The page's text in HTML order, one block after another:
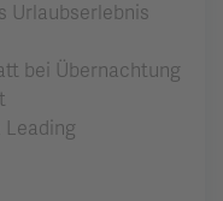
Urlaubserlebnis
bei Übernachtung
Leading